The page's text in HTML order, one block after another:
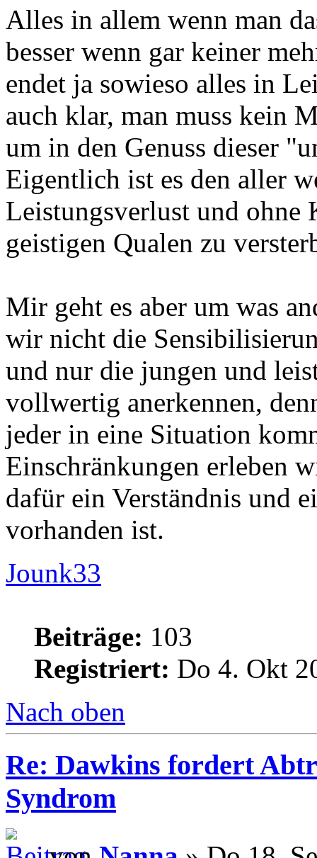
Alles in allem wenn man
besser wenn gar keiner
endet ja sowieso alles in
auch klar, man muss kein
um in den Genuss dieser
Eigentlich ist es den aller
Leistungsverlust und ohne
geistigen Qualen zu
Mir geht es aber um was
wir nicht die
und nur die jungen und
vollwertig anerkennen,
jeder in eine Situation
Einschränkungen erleben
dafür ein Verständnis und
vorhanden ist.
Jounk33
Beiträge: 103
Registriert: Do 4. Okt
Nach oben
Re: Dawkins fordert
Syndrom